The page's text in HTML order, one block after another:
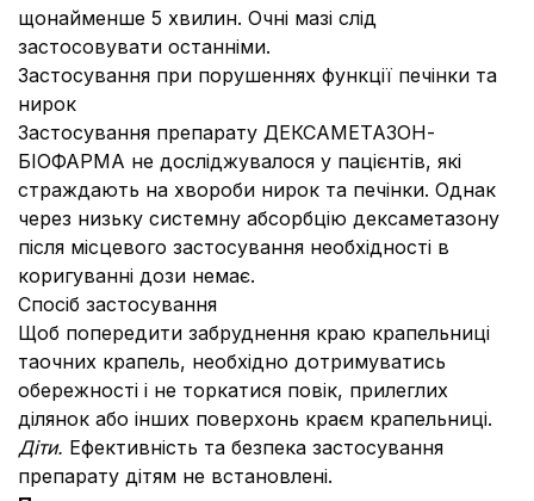
щонайменше 5 хвилин. Очні мазі слід
застосовувати останніми.
Застосування при порушеннях функції печінки та
нирок
Застосування препарату ДЕКСАМЕТАЗОН-
БІОФАРМА не досліджувалося у пацієнтів, які
страждають на хвороби нирок та печінки. Однак
через низьку системну абсорбцію дексаметазону
після місцевого застосування необхідності в
коригуванні дози немає.
Спосіб застосування
Щоб попередити забруднення краю крапельниці
таочних крапель, необхідно дотримуватись
обережності і не торкатися повік, прилеглих
ділянок або інших поверхонь краєм крапельниці.
Діти. Ефективність та безпека застосування
препарату дітям не встановлені.